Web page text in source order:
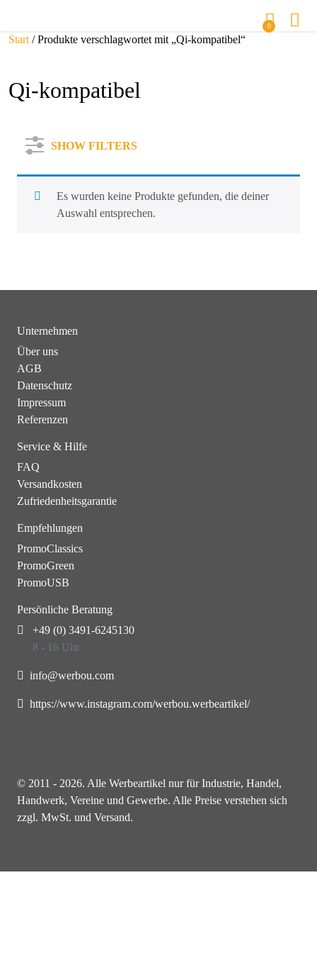
0
Start / Produkte verschlagwortet mit „Qi-kompatibel“
Qi-kompatibel
SHOW FILTERS
Es wurden keine Produkte gefunden, die deiner
Auswahl entsprechen.
Unternehmen
Über uns
AGB
Datenschutz
Impressum
Referenzen
Service & Hilfe
FAQ
Versandkosten
Zufriedenheitsgarantie
Empfehlungen
PromoClassics
PromoGreen
PromoUSB
Persönliche Beratung
+49 (0) 3491-6245130
8 - 16 Uhr
info@werbou.com
https://www.instagram.com/werbou.werbeartikel/
© 2011 - 2026. Alle Werbeartikel nur für Industrie, Handel,
Handwerk, Vereine und Gewerbe. Alle Preise verstehen sich
zzgl. MwSt. und Versand.